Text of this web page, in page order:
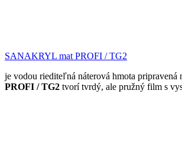
SANAKRYL mat PROFI / TG2
je vodou riediteľná náterová hmota
PROFI / TG2 tvorí tvrdý, ale pružný film s